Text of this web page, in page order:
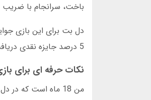
باخت، سرانجام با ضریب 4.8 پولم را برداشتم. این تجربه نشان داد که صبر در بازی انفجار کلید موفقیت است.
5 درصد جایزه نقدی دریافت می کنند. این جایزه مستقیماً به کیف پول کاربر واریز می شود.
نکات حرفه ای برای
من 18 ماه است که در دل بت بازی می کنم و چند نکته یاد گرفته ام: